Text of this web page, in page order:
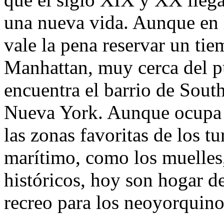
una nueva vida. Aunque
vale la pena reservar un
Manhattan, muy cerca del
encuentra el barrio de
Nueva York. Aunque
las zonas favoritas de los
marítimo, como los
históricos, hoy son hogar
recreo para los